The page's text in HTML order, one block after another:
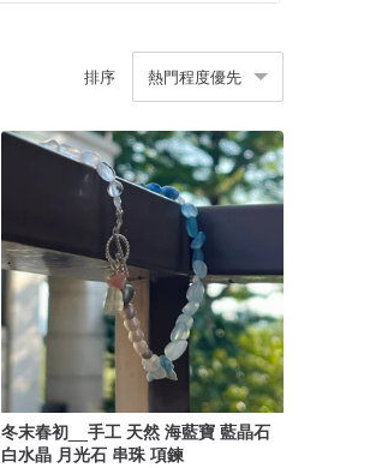
排序 熱門程度優先
冬末春初__手工 天然 海藍寶 藍晶石
白水晶 月光石 串珠 項鍊